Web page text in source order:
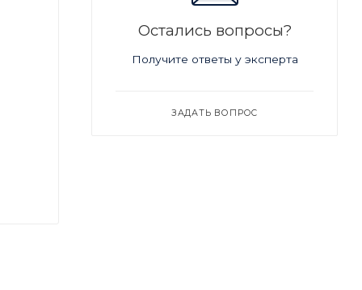
Остались вопросы?
Получите ответы у эксперта
ЗАДАТЬ ВОПРОС